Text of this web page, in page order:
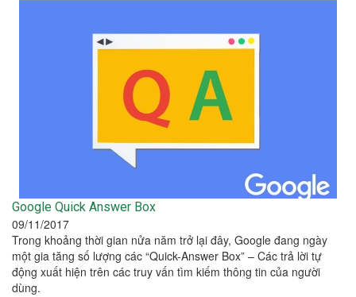
Google Quick Answer Box
09/11/2017
Trong khoảng thời gian nửa năm trở lại đây, Google đang ngày
một gia tăng số lượng các “Quick-Answer Box” – Các trả lời tự
động xuất hiện trên các truy vấn tìm kiếm thông tin của người
dùng.